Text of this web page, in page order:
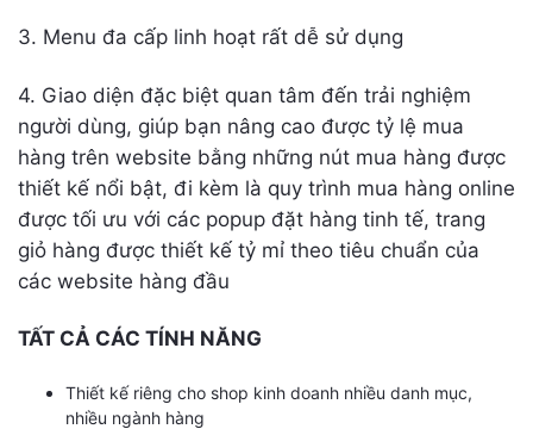
3. Menu đa cấp linh hoạt rất dễ sử dụng
4. Giao diện đặc biệt quan tâm đến trải nghiệm
người dùng, giúp bạn nâng cao được tỷ lệ mua
hàng trên website bằng những nút mua hàng được
thiết kế nổi bật, đi kèm là quy trình mua hàng online
được tối ưu với các popup đặt hàng tinh tế, trang
giỏ hàng được thiết kế tỷ mỉ theo tiêu chuẩn của
các website hàng đầu
TẤT CẢ CÁC TÍNH NĂNG
Thiết kế riêng cho shop kinh doanh nhiều danh mục,
nhiều ngành hàng